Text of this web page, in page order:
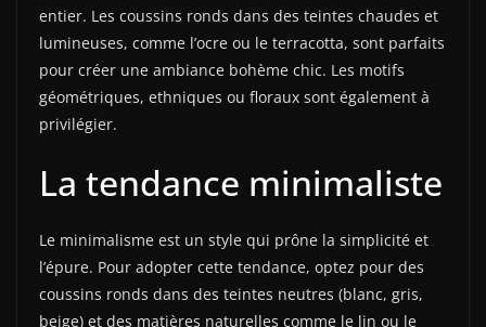
entier. Les coussins ronds dans des teintes chaudes et
lumineuses, comme l’ocre ou le terracotta, sont parfaits
pour créer une ambiance bohème chic. Les motifs
géométriques, ethniques ou floraux sont également à
privilégier.
La tendance minimaliste
Le minimalisme est un style qui prône la simplicité et
l’épure. Pour adopter cette tendance, optez pour des
coussins ronds dans des teintes neutres (blanc, gris,
beige) et des matières naturelles comme le lin ou le